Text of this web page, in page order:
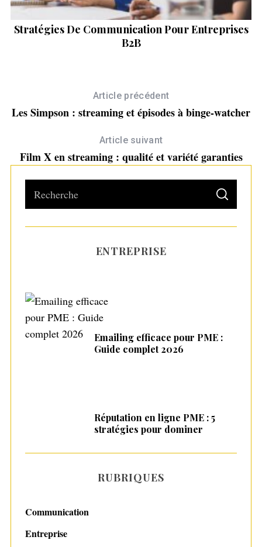
Stratégies De Communication Pour Entreprises
B2B
Article précédent
Les Simpson : streaming et épisodes à binge-watcher
Article suivant
Film X en streaming : qualité et variété garanties
o
r
:
S
A
C
ENTREPRISE
Emailing efficace pour PME :
Guide complet 2026
Réputation en ligne PME : 5
stratégies pour dominer
RUBRIQUES
Communication
Entreprise